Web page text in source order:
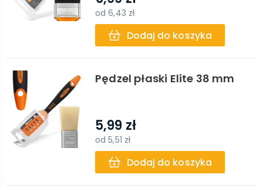
od6,43 zł
Dodaj do koszyka
Pędzel płaski Elite 38 mm
5,99 zł
od5,51 zł
Dodaj do koszyka